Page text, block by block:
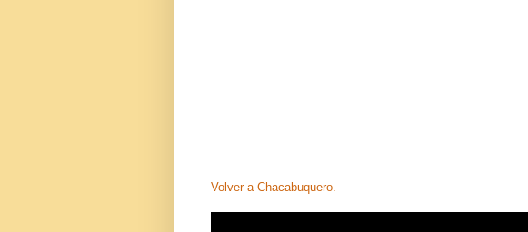
Volver a Chacabuquero.